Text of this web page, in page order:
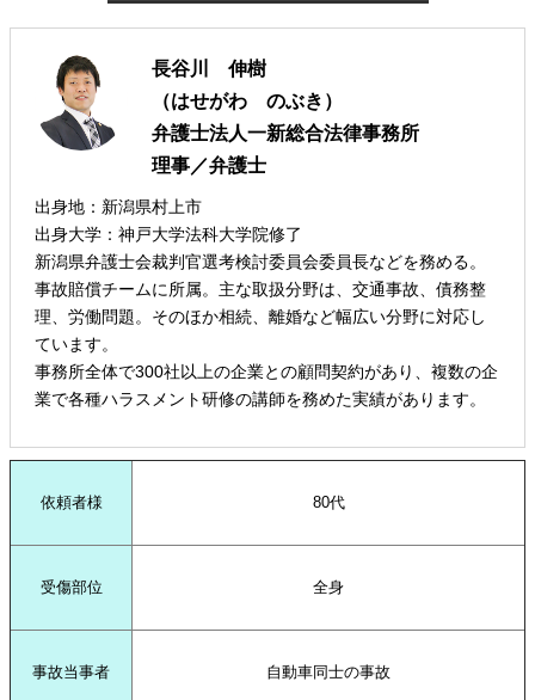
長谷川 伸樹
（はせがわ のぶき）
弁護士法人一新総合法律事務所
理事／弁護士
出身地：新潟県村上市
出身大学：神戸大学法科大学院修了
新潟県弁護士会裁判官選考検討委員会委員長などを務める。
事故賠償チームに所属。主な取扱分野は、交通事故、債務整
理、労働問題。そのほか相続、離婚など幅広い分野に対応し
ています。
事務所全体で300社以上の企業との顧問契約があり、複数の企
業で各種ハラスメント研修の講師を務めた実績があります。
依頼者様 80代
受傷部位 全身
事故当事者 自動車同士の事故